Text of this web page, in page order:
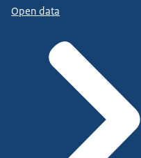
Open data